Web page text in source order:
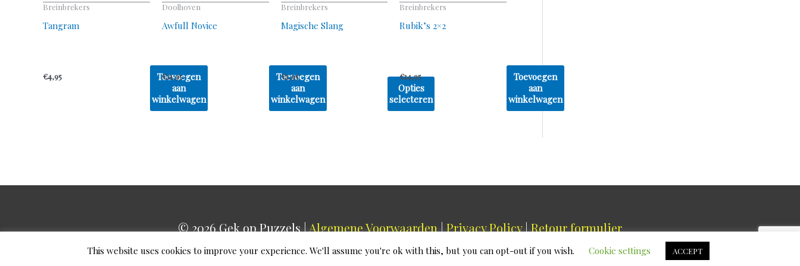
Breinbrekers
Tangram
€4,95
Toevoegen
aan
winkelwagen
Doolhoven
Awfull Novice
€11,95
Toevoegen
aan
winkelwagen
Breinbrekers
Magische Slang
€1,95
Opties
selecteren
Breinbrekers
Rubik’s 2×2
€14,95
Toevoegen
aan
winkelwagen
© 2026Gek op Puzzels|Algemene Voorwaarden|Privacy Policy|Retour formulier
This website uses cookies to improve your experience. We'll assume you're ok with this, but you can opt-out if you wish. Cookie settings ACCEPT